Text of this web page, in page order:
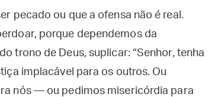
pecado ou que a ofensa não é real.
porque dependemos da
trono de Deus, suplicar: “Senhor, tenha
implacável para os outros. Ou
nós — ou pedimos misericórdia para